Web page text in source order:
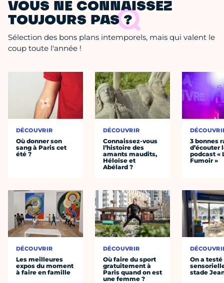
VOUS NE CONNAISSEZ
TOUJOURS PAS ?
Sélection des bons plans intemporels, mais qui valent le
coup toute l'année !
DÉCOUVRIR
Où donner son
sang à Paris cet
été ?
DÉCOUVRIR
Les meilleures
expos du moment
à faire en famille
DÉCOUVRIR
Connaissez-vous
l’histoire des
amants maudits,
Héloïse et
Abélard ?
DÉCOUVRIR
Où faire du sport
gratuitement à
Paris quand on est
une femme ?
3 bonnes
d’écouter
podcast «
Fumoir »
On a
stade